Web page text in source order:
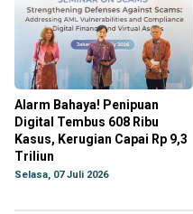
Alarm Bahaya! Penipuan
Digital Tembus 608 Ribu
Kasus, Kerugian Capai Rp 9,3
Triliun
Selasa, 07 Juli 2026